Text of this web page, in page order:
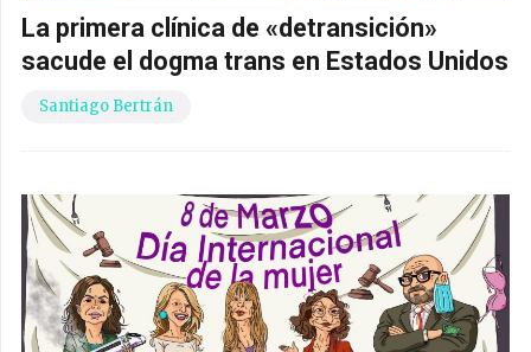
La primera clínica de «detransición»
sacude el dogma trans en Estados Unidos
Santiago Bertrán